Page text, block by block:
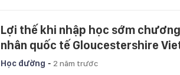
Lợi thế khi nhập học sớm
nhân quốc tế Gloucestershire
Học đường - 2 năm trước